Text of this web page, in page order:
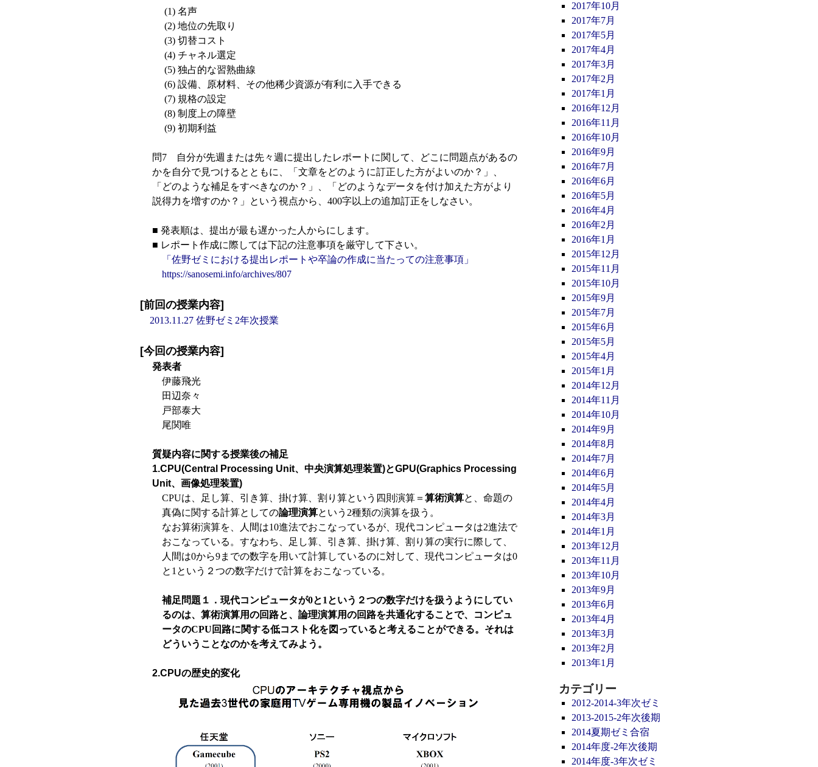
(1) 名声
(2) 地位の先取り
(3) 切替コスト
(4) チャネル選定
(5) 独占的な習熟曲線
(6) 設備、原材料、その他稀少資源が有利に入手できる
(7) 規格の設定
(8) 制度上の障壁
(9) 初期利益
問7 自分が先週または先々週に提出したレポートに関して、どこに問題点があるの
かを自分で見つけるとともに、「文章をどのように訂正した方がよいのか？」、
「どのような補足をすべきなのか？」、「どのようなデータを付け加えた方がより
説得力を増すのか？」という視点から、400字以上の追加訂正をしなさい。
■ 発表順は、提出が最も遅かった人からにします。
■ レポート作成に際しては下記の注意事項を厳守して下さい。
「佐野ゼミにおける提出レポートや卒論の作成に当たっての注意事項」
https://sanosemi.info/archives/807
[前回の授業内容]
2013.11.27 佐野ゼミ2年次授業
[今回の授業内容]
発表者
伊藤飛光
田辺奈々
戸部泰大
尾関唯
質疑内容に関する授業後の補足
1.CPU(Central Processing Unit、中央演算処理装置)とGPU(Graphics Processing
Unit、画像処理装置)
CPUは、足し算、引き算、掛け算、割り算という四則演算＝ 算術演算と、命題の
真偽に関する計算としての論理演算という2種類の演算を扱う。
なお算術演算を、人間は10進法でおこなっているが、現代コンピュータは2進法で
おこなっている。すなわち、足し算、引き算、掛け算、割り算の実行に際して、
人間は0から9までの数字を用いて計算しているのに対して、現代コンピュータは0
と1という２つの数字だけで計算をおこなっている。
補足問題１．現代コンピュータが0と1という２つの数字だけを扱うようにしてい
るのは、算術演算用の回路と、論理演算用の回路を共通化することで、コンピュ
ータのCPU回路に関する低コスト化を図っていると考えることができる。それは
どういうことなのかを考えてみよう。
2.CPUの歴史的変化
2017年10月
2017年7月
2017年5月
2017年4月
2017年3月
2017年2月
2017年1月
2016年12月
2016年11月
2016年10月
2016年9月
2016年7月
2016年6月
2016年5月
2016年4月
2016年2月
2016年1月
2015年12月
2015年11月
2015年10月
2015年9月
2015年7月
2015年6月
2015年5月
2015年4月
2015年1月
2014年12月
2014年11月
2014年10月
2014年9月
2014年8月
2014年7月
2014年6月
2014年5月
2014年4月
2014年3月
2014年1月
2013年12月
2013年11月
2013年10月
2013年9月
2013年6月
2013年4月
2013年3月
2013年2月
2013年1月
カテゴリー
2012-2014-3年次ゼミ
2013-2015-2年次後期
2014夏期ゼミ合宿
2014年度-2年次後期
2014年度-3年次ゼミ